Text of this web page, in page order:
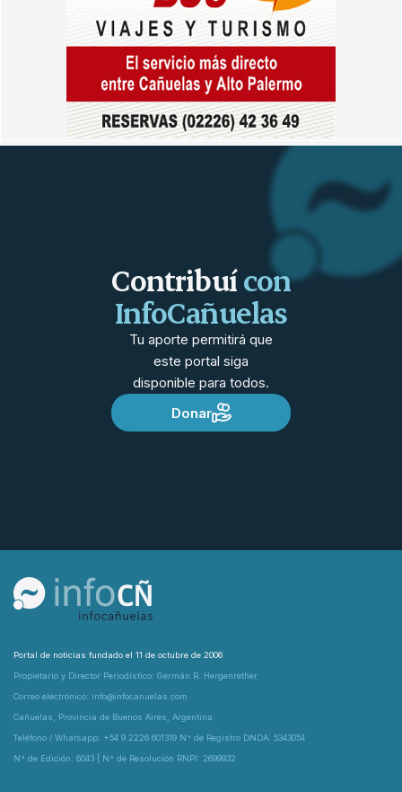
Contribuícon
InfoCañuelas
Tu aporte permitirá que
este portal siga
disponible para todos.
Donar
Portal de noticias fundado el 11 de octubre de 2006
Propietario y Director Periodístico: Germán R. Hergenrether
Correo electrónico: info@infocanuelas.com
Cañuelas, Provincia de Buenos Aires, Argentina
Teléfono / Whatsapp: +54 9 2226 601319 N° de Registro DNDA: 5343054
N° de Edición: 6043 | N° de Resolución RNPI: 2699932